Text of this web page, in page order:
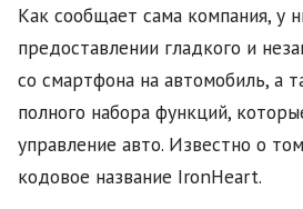
Как сообщает сама компания, у
предоставлении гладкого и
со смартфона на автомобиль, а
полного набора функций,
управление авто. Известно о
кодовое название IronHeart.